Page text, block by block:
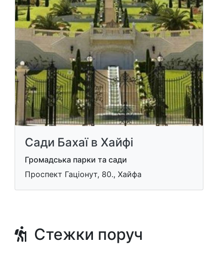
Сади Бахаї в Хайфі
Громадська парки та сади
Проспект Гацiонут, 80., Хайфа
Стежки поруч